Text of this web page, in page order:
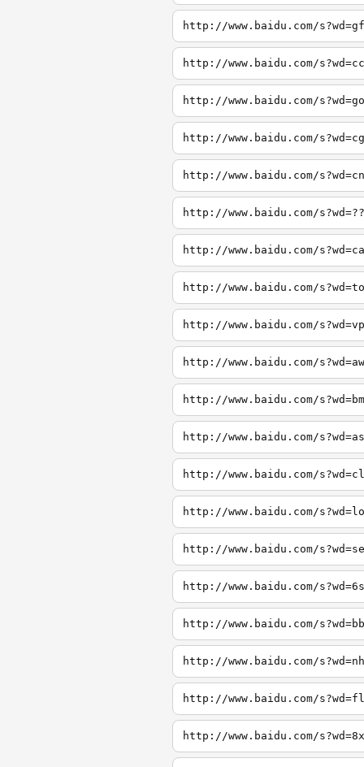
http://www.baidu.com/
http://www.baidu.com/
http://www.baidu.com/
http://www.baidu.com/
http://www.baidu.com/
http://www.baidu.com/
http://www.baidu.com/
http://www.baidu.com/
http://www.baidu.com/
http://www.baidu.com/
http://www.baidu.com/
http://www.baidu.com/
http://www.baidu.com/
http://www.baidu.com/
http://www.baidu.com/
http://www.baidu.com/
http://www.baidu.com/
http://www.baidu.com/
http://www.baidu.com/
http://www.baidu.com/